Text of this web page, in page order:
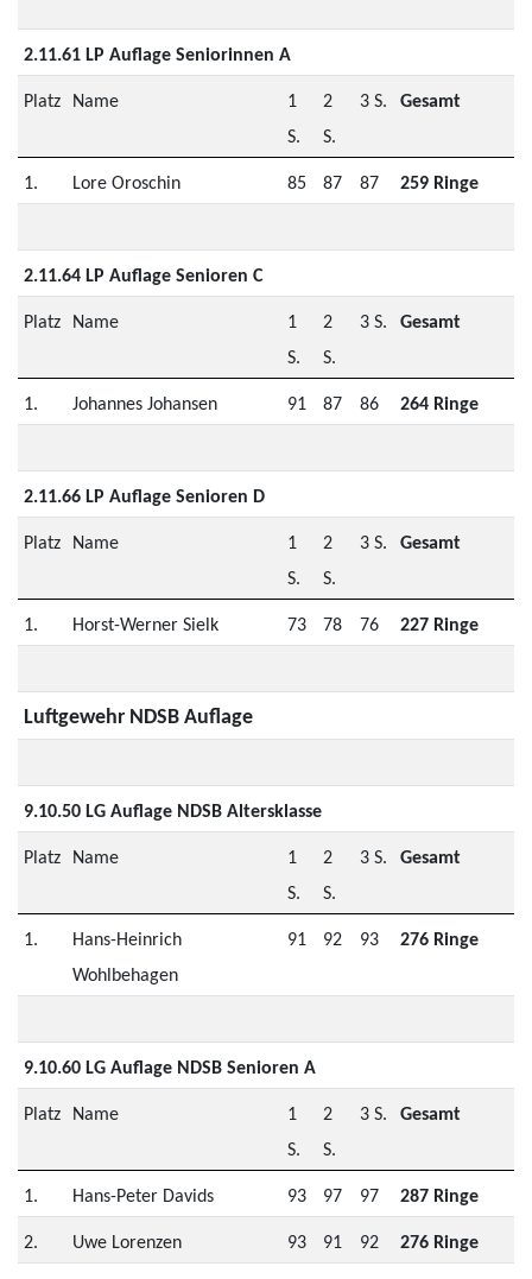
2.11.61 LP Auflage Seniorinnen A
Platz Name
1
S.
2
S.
3 S. Gesamt
1. Lore Oroschin 85 87 87 259 Ringe
2.11.64 LP Auflage Senioren C
Platz Name
1
S.
2
S.
3 S. Gesamt
1. Johannes Johansen 91 87 86 264 Ringe
2.11.66 LP Auflage Senioren D
Platz Name
1
S.
2
S.
3 S. Gesamt
1. Horst-Werner Sielk 73 78 76 227 Ringe
Luftgewehr NDSB Auflage
9.10.50 LG Auflage NDSB Altersklasse
Platz Name
1
S.
2
S.
3 S. Gesamt
1.
Hans-Heinrich
Wohlbehagen
91 92 93 276 Ringe
9.10.60 LG Auflage NDSB Senioren A
Platz Name
1
S.
2
S.
3 S. Gesamt
1. Hans-Peter Davids 93 97 97 287 Ringe
2. Uwe Lorenzen 93 91 92 276 Ringe